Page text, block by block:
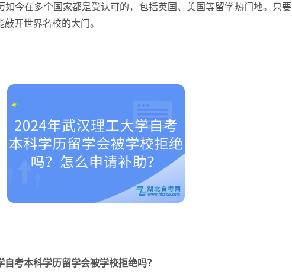
如今在多个国家都是受认可的，包括英国、美国等留学热门地。只要
开世界名校的大门。
自考本科学历留学会被学校拒绝吗？